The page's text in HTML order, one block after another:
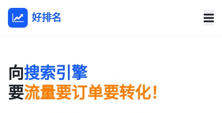
好排名
向搜索引擎
要流量要订单要转化！